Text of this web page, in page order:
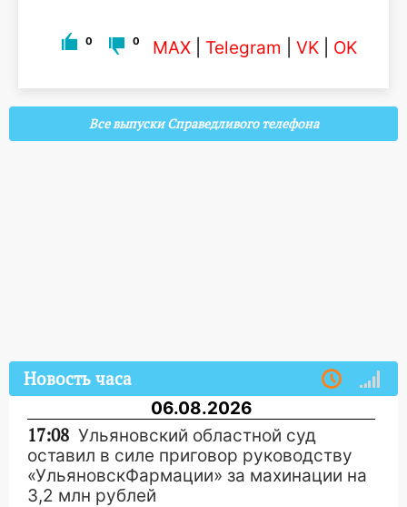
0 0 MAX Telegram VK OK
Все выпуски Справедливого телефона
Новость часа
06.08.2026
17:08 Ульяновский областной суд
оставил в силе приговор руководству
«УльяновскФармации» за махинации на
3,2 млн рублей